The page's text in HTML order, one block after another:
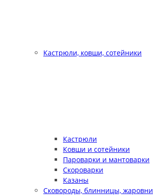
Кастрюли, ковши, сотейники
Кастрюли
Ковши и сотейники
Пароварки и мантоварки
Скороварки
Казаны
Сковороды, блинницы, жаровни